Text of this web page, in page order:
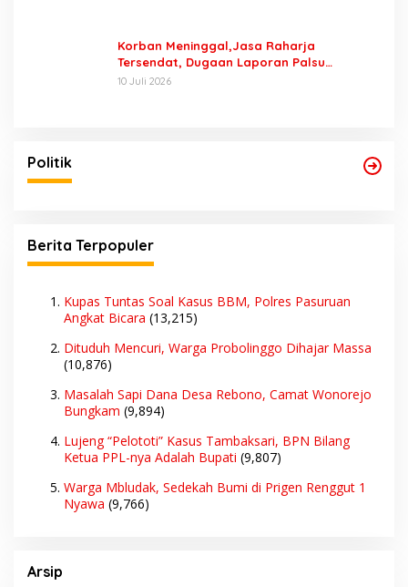
Korban Meninggal,Jasa Raharja
Tersendat, Dugaan Laporan Palsu
Kecelakaan Tunggal Jadi Pemicu
10 Juli 2026
Politik
Berita Terpopuler
Kupas Tuntas Soal Kasus BBM, Polres Pasuruan
Angkat Bicara (13,215)
Dituduh Mencuri, Warga Probolinggo Dihajar Massa
(10,876)
Masalah Sapi Dana Desa Rebono, Camat Wonorejo
Bungkam (9,894)
Lujeng “Pelototi” Kasus Tambaksari, BPN Bilang
Ketua PPL-nya Adalah Bupati (9,807)
Warga Mbludak, Sedekah Bumi di Prigen Renggut 1
Nyawa (9,766)
Arsip